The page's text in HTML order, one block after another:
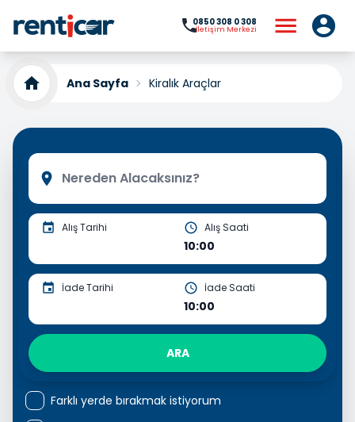
0850 308 0 308
İletişim Merkezi
Ana Sayfa Kiralık Araçlar
Alış Tarihi Alış Saati
10:00
İade Tarihi İade Saati
10:00
ARA
Farklı yerde bırakmak istiyorum